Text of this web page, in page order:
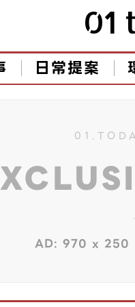
01
日常提案
AD: 970 x 250